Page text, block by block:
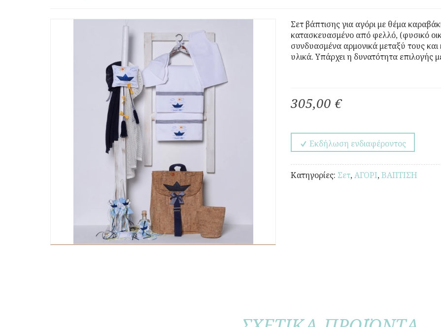
Σετ βάπτισης για αγόρι με θέμα
κατασκευασμένο από φελλό, (φυσικό
συνδυασμένα αρμονικά μεταξύ τους
υλικά. Υπάρχει η δυνατότητα επιλογής
305,00 €
Εκδήλωση ενδιαφέροντος
Κατηγορίες: Σετ,ΑΓΟΡΙ,ΒΑΠΤΙΣΗ